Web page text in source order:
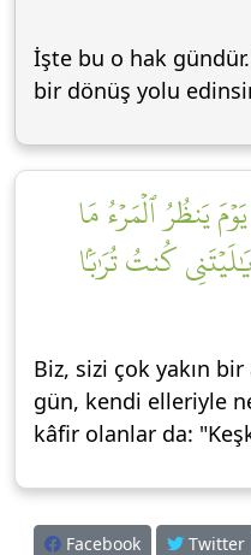
İşte bu o hak
bir dönüş yolu
يَنظُرُ ٱلۡمَرۡءُ مَا
كُنتُ تُرَٰبَۢا
Biz, sizi çok yakın
gün, kendi elleriyle
kâfir olanlar da:
Facebook Twitter